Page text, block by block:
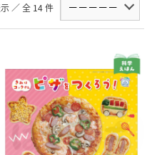
／ 全 14 件